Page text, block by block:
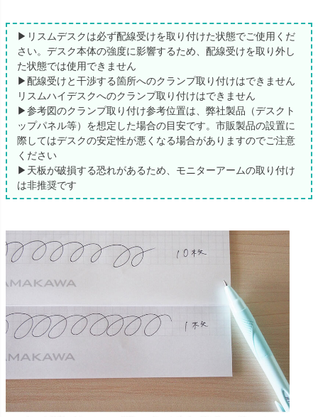
▶リスムデスクは必ず配線受けを取り付けた状態でご使用くだ
さい。デスク本体の強度に影響するため、配線受けを取り外し
た状態では使用できません
▶配線受けと干渉する箇所へのクランプ取り付けはできません
リスムハイデスクへのクランプ取り付けはできません
▶参考図のクランプ取り付け参考位置は、弊社製品（デスクト
ップパネル等）を想定した場合の目安です。市販製品の設置に
際してはデスクの安定性が悪くなる場合がありますのでご注意
ください
▶天板が破損する恐れがあるため、モニターアームの取り付け
は非推奨です